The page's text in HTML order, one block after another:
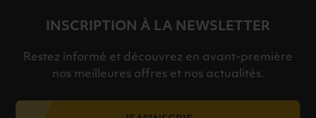
INSCRIPTION À LA NEWSLETTER
Restez informé et découvrez en avant-première
nos meilleures offres et nos actualités.